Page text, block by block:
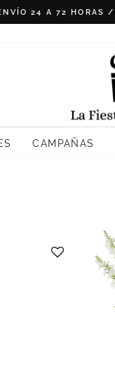
ENVÍO GRATIS
CAMPAÑAS